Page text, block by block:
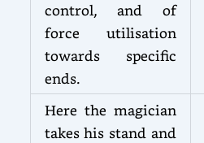
control, and of
force utilisation
towards specific
ends.
Here the magician
takes his stand and